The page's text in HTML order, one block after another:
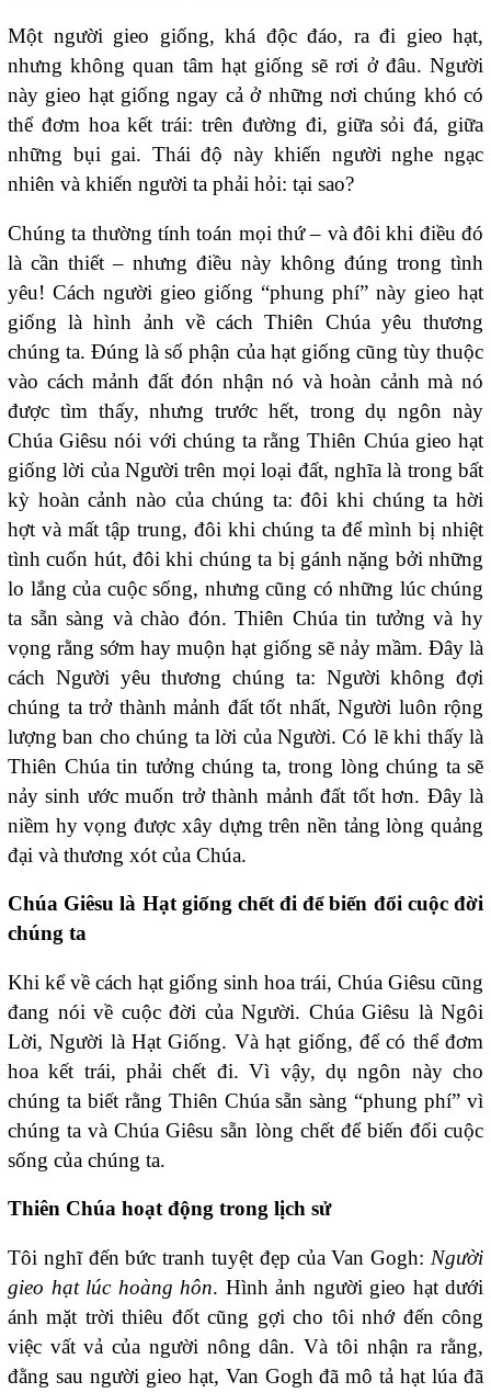
Một người gieo giống, khá độc đáo, ra đi gieo hạt,
nhưng không quan tâm hạt giống sẽ rơi ở đâu. Người
này gieo hạt giống ngay cả ở những nơi chúng khó có
thể đơm hoa kết trái: trên đường đi, giữa sỏi đá, giữa
những bụi gai. Thái độ này khiến người nghe ngạc
nhiên và khiến người ta phải hỏi: tại sao?
Chúng ta thường tính toán mọi thứ – và đôi khi điều đó
là cần thiết – nhưng điều này không đúng trong tình
yêu! Cách người gieo giống “phung phí” này gieo hạt
giống là hình ảnh về cách Thiên Chúa yêu thương
chúng ta. Đúng là số phận của hạt giống cũng tùy thuộc
vào cách mảnh đất đón nhận nó và hoàn cảnh mà nó
được tìm thấy, nhưng trước hết, trong dụ ngôn này
Chúa Giêsu nói với chúng ta rằng Thiên Chúa gieo hạt
giống lời của Người trên mọi loại đất, nghĩa là trong bất
kỳ hoàn cảnh nào của chúng ta: đôi khi chúng ta hời
hợt và mất tập trung, đôi khi chúng ta để mình bị nhiệt
tình cuốn hút, đôi khi chúng ta bị gánh nặng bởi những
lo lắng của cuộc sống, nhưng cũng có những lúc chúng
ta sẵn sàng và chào đón. Thiên Chúa tin tưởng và hy
vọng rằng sớm hay muộn hạt giống sẽ nảy mầm. Đây là
cách Người yêu thương chúng ta: Người không đợi
chúng ta trở thành mảnh đất tốt nhất, Người luôn rộng
lượng ban cho chúng ta lời của Người. Có lẽ khi thấy là
Thiên Chúa tin tưởng chúng ta, trong lòng chúng ta sẽ
nảy sinh ước muốn trở thành mảnh đất tốt hơn. Đây là
niềm hy vọng được xây dựng trên nền tảng lòng quảng
đại và thương xót của Chúa.
Chúa Giêsu là Hạt giống chết đi để biến đổi cuộc đời
chúng ta
Khi kể về cách hạt giống sinh hoa trái, Chúa Giêsu cũng
đang nói về cuộc đời của Người. Chúa Giêsu là Ngôi
Lời, Người là Hạt Giống. Và hạt giống, để có thể đơm
hoa kết trái, phải chết đi. Vì vậy, dụ ngôn này cho
chúng ta biết rằng Thiên Chúa sẵn sàng “phung phí” vì
chúng ta và Chúa Giêsu sẵn lòng chết để biến đổi cuộc
sống của chúng ta.
Thiên Chúa hoạt động trong lịch sử
Tôi nghĩ đến bức tranh tuyệt đẹp của Van Gogh: Người
gieo hạt lúc hoàng hôn. Hình ảnh người gieo hạt dưới
ánh mặt trời thiêu đốt cũng gợi cho tôi nhớ đến công
việc vất vả của người nông dân. Và tôi nhận ra rằng,
đằng sau người gieo hạt, Van Gogh đã mô tả hạt lúa đã